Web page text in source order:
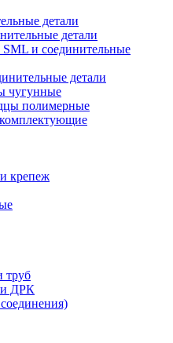
детали
детали
и соединительные
детали
чугунные
полимерные
крепеж
труб
ДРК